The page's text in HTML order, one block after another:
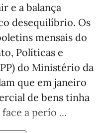
e a balança
desequilíbrio. Os
mensais do
Políticas e
do Ministério da
que em janeiro
de bens tinha
a perío ...